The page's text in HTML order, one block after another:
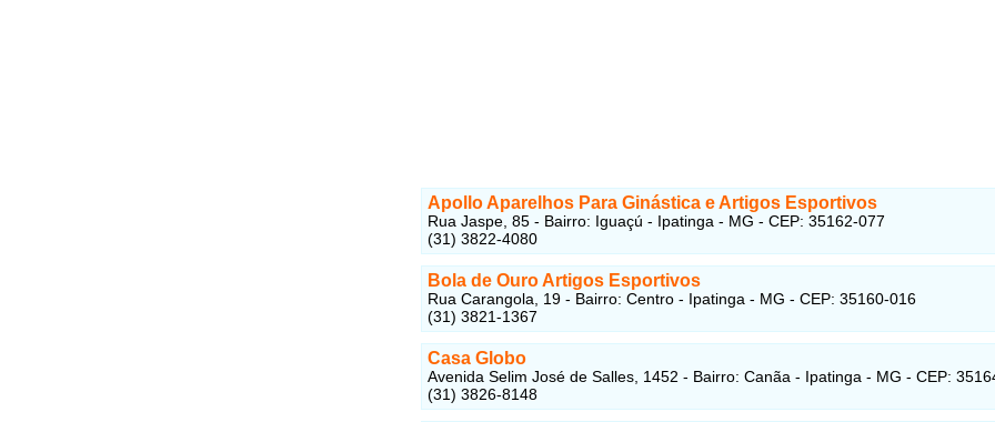
Apollo Aparelhos Para Ginástica e Artigos Esportivos
Rua Jaspe, 85 - Bairro: Iguaçú - Ipatinga - MG - CEP: 35162-077
(31) 3822-4080
Bola de Ouro Artigos Esportivos
Rua Carangola, 19 - Bairro: Centro - Ipatinga - MG - CEP: 35160-016
(31) 3821-1367
Casa Globo
Avenida Selim José de Salles, 1452 - Bairro: Canãa - Ipatinga - MG - CEP:
(31) 3826-8148